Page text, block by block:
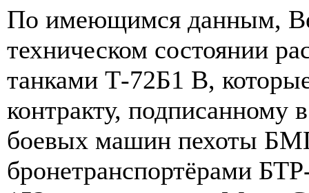
По имеющимся данным,
техническом состоянии
танками Т-72Б1 В,
контракту, подписанному
боевых машин пехоты
бронетранспортёрами